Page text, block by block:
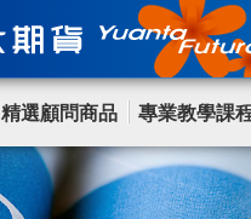
精選顧問商品 專業教學課